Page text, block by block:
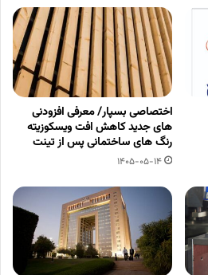
اختصاصی بسپار/ معرفی افزودنی
های جدید کاهش افت ویسکوزیته
رنگ های ساختمانی پس از تینت
1405-05-14